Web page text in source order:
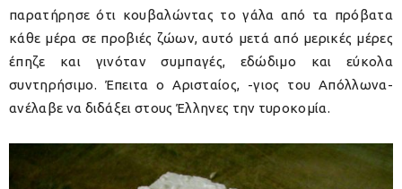
παρατήρησε ότι κουβαλώντας το γάλα από τα πρόβατα
κάθε μέρα σε προβιές ζώων, αυτό μετά από μερικές μέρες
έπηζε και γινόταν συμπαγές, εδώδιμο και εύκολα
συντηρήσιμο. Έπειτα ο Αρισταίος, -γιος του Απόλλωνα-
ανέλαβε να διδάξει στους Έλληνες την τυροκομία.